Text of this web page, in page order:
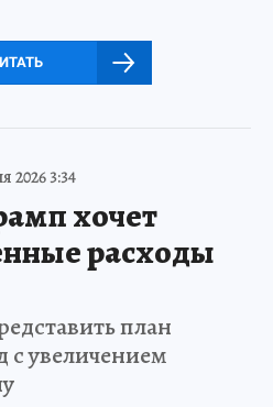
2026 3:34
хочет
расходы
план
с увеличением